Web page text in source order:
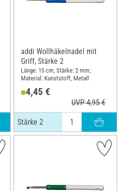
addi Wollhäkelnadel mit
Griff, Stärke 2
Länge: 15 cm; Stärke: 2 mm;
Material: Kunststoff, Metall
4,45 €
UVP 4,95 €
Stärke 2